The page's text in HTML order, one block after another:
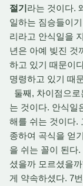
절기라는 것이다.
일하는 짐승들이
리라고 안식일을
년은 아예 빚진 것
하고 있기 때문이
명령하고 있기 때
둘째, 차이점으
는 것이다. 안식일
해를 쉬는 것이다.
종하여 곡식을 얻
을 쉬는 꼴이 된다
셨을까 모르셨을
게 약속하셨다. 7